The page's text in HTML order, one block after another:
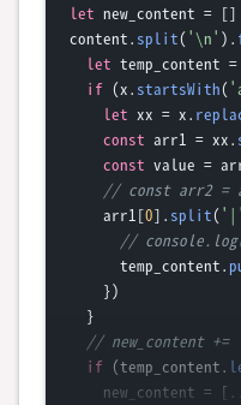
let new_content = []
content. split('\n' ).
let temp_content
if (x. startsWith(
let xx = x.
const arr1 = xx.
const value =
// const arr2
    arr1[
0]. split('|'
//
      temp_content.
    })
  }
// new_content +=
if (temp_content.
new_content =